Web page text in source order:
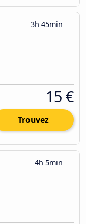
3h 45min
15 €
Trouvez
4h 5min